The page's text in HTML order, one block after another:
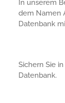
In unserem
dem Namen
Datenbank
Sichern Sie
Datenbank.